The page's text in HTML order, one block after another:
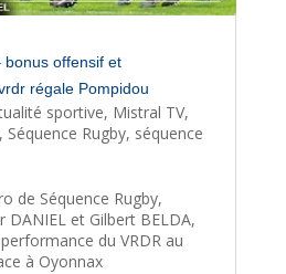
bonus offensif et
régale Pompidou
sportive, Mistral TV,
, Séquence Rugby, séquence
de Séquence Rugby,
DANIEL et Gilbert BELDA,
du VRDR au
à Oyonnax